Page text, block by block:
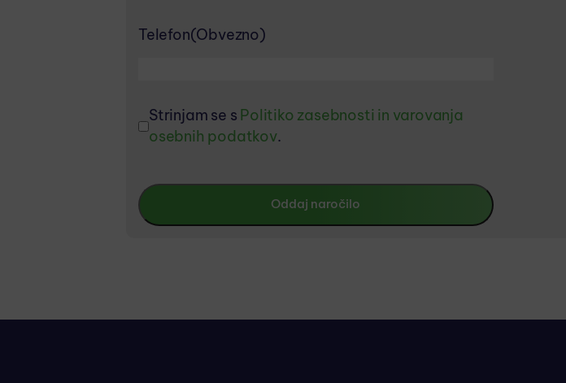
Telefon(Obvezno)
Strinjam se s Politiko zasebnosti in varovanja
osebnih podatkov.